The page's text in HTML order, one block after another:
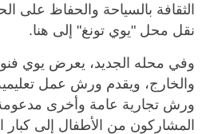
الثقافة بالسياحة والحفاظ على
نقل محل "يوي تونغ" إلى هنا.
وفي محله الجديد، يعرض يوي
والخارج، ويقدم ورش عمل
ورش تجارية عامة وأخرى
المشاركون من الأطفال إلى كبار